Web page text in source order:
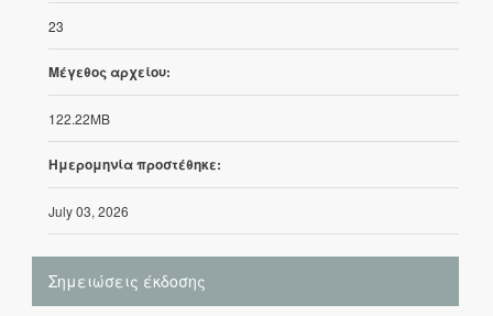
23
Μέγεθος αρχείου:
122.22MB
Ημερομηνία προστέθηκε:
July 03, 2026
Σημειώσεις έκδοσης